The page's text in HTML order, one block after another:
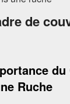
de
du
Ruche